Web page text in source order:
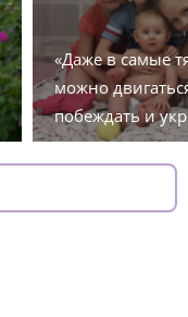
«Даже в самые
можно
побеждать и